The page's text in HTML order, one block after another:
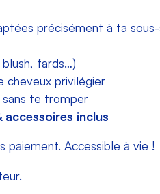
précisément à ta sous-
fards…)
cheveux privilégier
te tromper
accessoires inclus
Accessible à vie !